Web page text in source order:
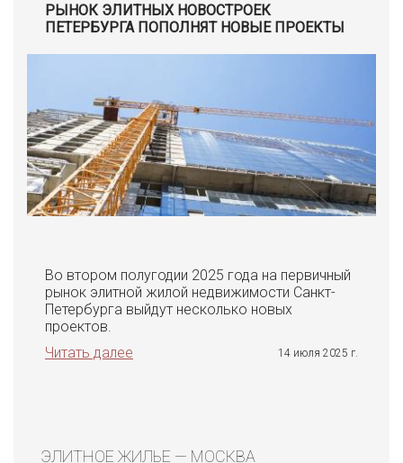
РЫНОК ЭЛИТНЫХ НОВОСТРОЕК
ПЕТЕРБУРГА ПОПОЛНЯТ НОВЫЕ ПРОЕКТЫ
Во втором полугодии 2025 года на первичный
рынок элитной жилой недвижимости Санкт-
Петербурга выйдут несколько новых
проектов.
Читать далее
14 июля 2025 г.
ЭЛИТНОЕ ЖИЛЬЕ — МОСКВА